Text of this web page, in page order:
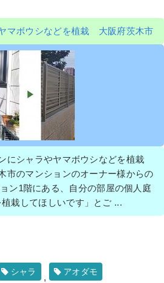
マボウシなどを植栽 大阪府茨木市
にシャラやヤマボウシなどを植栽
市のマンションのオーナー様からの
ン1階にある、自分の部屋の個人庭
栽してほしいです」とご ...
シャラ
,
アオダモ